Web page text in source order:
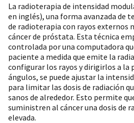
La radioterapia de intensidad
en inglés), una forma avanzada de
de radioterapia con rayos externos
cáncer de próstata. Esta técnica
controlada por una computadora
paciente a medida que emite la
configurar los rayos y dirigirlos a la
ángulos, se puede ajustar la
para limitar las dosis de radiación
sanos de alrededor. Esto permite
suministren al cáncer una dosis de
elevada.